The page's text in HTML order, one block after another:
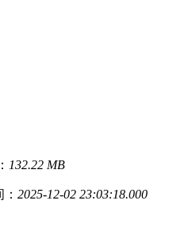
132.22 MB
2025-12-02 23:03:18.000